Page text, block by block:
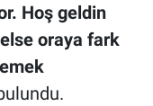
Hoş geldin
oraya fark